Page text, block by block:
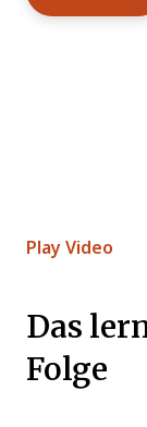
Play Video
Das
Folge